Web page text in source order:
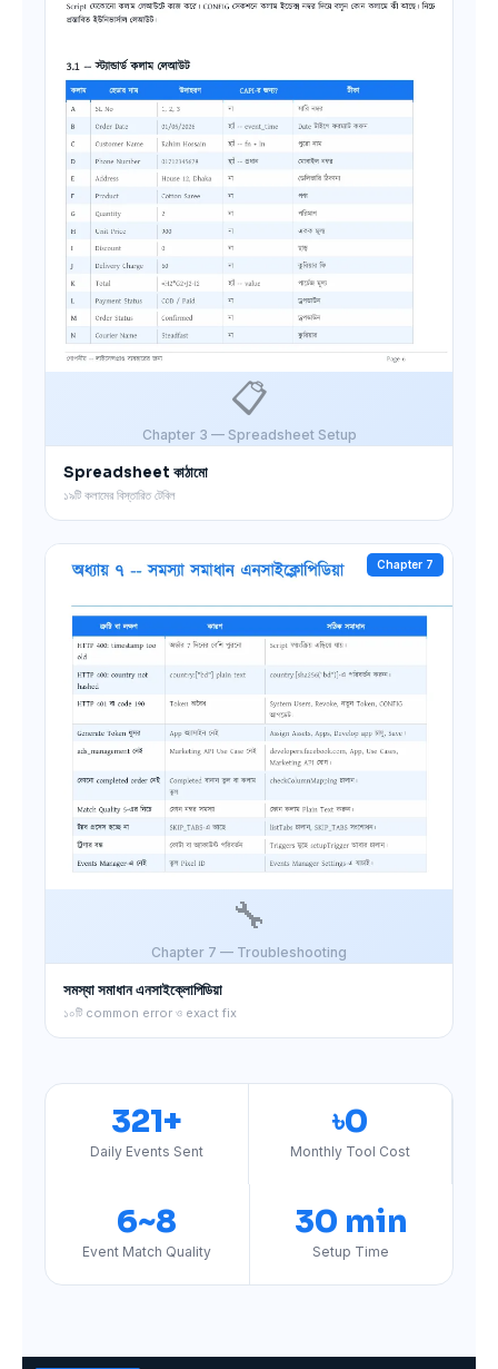
📋
Chapter 3 — Spreadsheet Setup
Spreadsheet কাঠামো
১৯টি কলামের বিস্তারিত টেবিল
🔧
Chapter 7 — Troubleshooting
Chapter 7
সমস্যা সমাধান এনসাইক্লোপিডিয়া
১০টি common error ও exact fix
321+
Daily Events Sent
৳0
Monthly Tool Cost
6~8
Event Match Quality
30 min
Setup Time